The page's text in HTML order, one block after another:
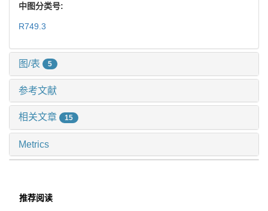
中图分类号:
R749.3
图/表 5
参考文献
相关文章 15
Metrics
推荐阅读